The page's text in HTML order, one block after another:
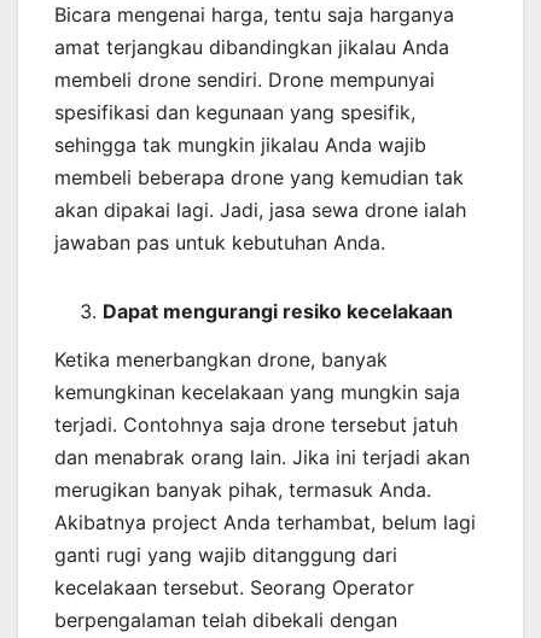
Bicara mengenai harga, tentu saja harganya
amat terjangkau dibandingkan jikalau Anda
membeli drone sendiri. Drone mempunyai
spesifikasi dan kegunaan yang spesifik,
sehingga tak mungkin jikalau Anda wajib
membeli beberapa drone yang kemudian tak
akan dipakai lagi. Jadi, jasa sewa drone ialah
jawaban pas untuk kebutuhan Anda.
Dapat mengurangi resiko kecelakaan
Ketika menerbangkan drone, banyak
kemungkinan kecelakaan yang mungkin saja
terjadi. Contohnya saja drone tersebut jatuh
dan menabrak orang lain. Jika ini terjadi akan
merugikan banyak pihak, termasuk Anda.
Akibatnya project Anda terhambat, belum lagi
ganti rugi yang wajib ditanggung dari
kecelakaan tersebut. Seorang Operator
berpengalaman telah dibekali dengan